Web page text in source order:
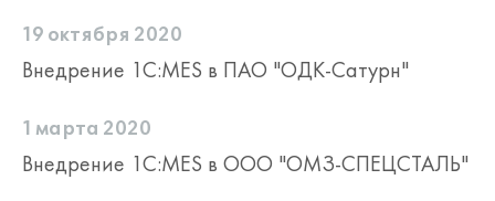
спецификации для дальнейшего
производственных заказов
Подсистема предназначена для
19 октября 2020
Внедрение 1С:MES в ПАО "ОДК-Сатурн"
1 марта 2020
Внедрение 1С:MES в ООО "ОМЗ-СПЕЦСТАЛЬ"